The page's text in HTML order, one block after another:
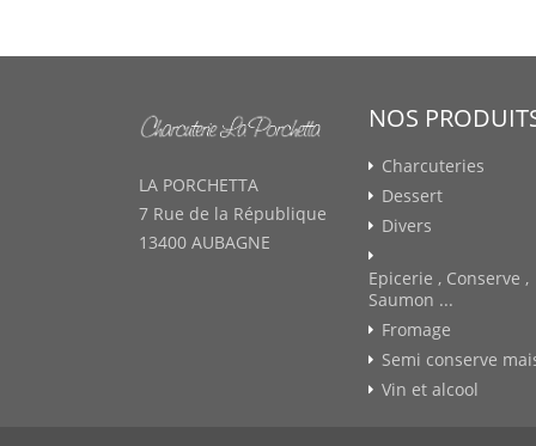
LA PORCHETTA
7 Rue de la République
13400 AUBAGNE
NOS
Charcuteries
Dessert
Divers
Epicerie , Conserve ,
Saumon ...
Fromage
Semi conserve
Vin et alcool